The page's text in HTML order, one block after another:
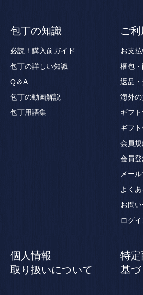
包丁の知識
必読！購入前ガイド
包丁の詳しい知識
Q＆A
包丁の動画解説
包丁用語集
ご
お支
梱包
返品
海外
ギフ
ギフ
会員規
会員
メー
よく
お問
ログ
個人情報
取り扱いについて
特定
基